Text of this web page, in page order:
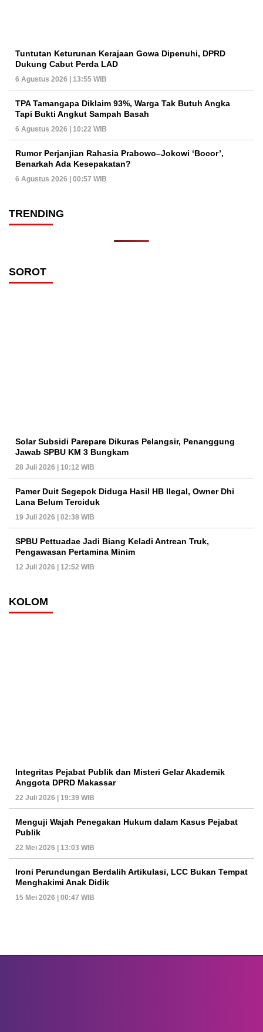
Tuntutan Keturunan Kerajaan Gowa Dipenuhi, DPRD
Dukung Cabut Perda LAD
6 Agustus 2026 | 13:55 WIB
TPA Tamangapa Diklaim 93%, Warga Tak Butuh Angka
Tapi Bukti Angkut Sampah Basah
6 Agustus 2026 | 10:22 WIB
Rumor Perjanjian Rahasia Prabowo–Jokowi ‘Bocor’,
Benarkah Ada Kesepakatan?
6 Agustus 2026 | 00:57 WIB
TRENDING
SOROT
Solar Subsidi Parepare Dikuras Pelangsir, Penanggung
Jawab SPBU KM 3 Bungkam
28 Juli 2026 | 10:12 WIB
Pamer Duit Segepok Diduga Hasil HB Ilegal, Owner Dhi
Lana Belum Terciduk
19 Juli 2026 | 02:38 WIB
SPBU Pettuadae Jadi Biang Keladi Antrean Truk,
Pengawasan Pertamina Minim
12 Juli 2026 | 12:52 WIB
KOLOM
Integritas Pejabat Publik dan Misteri Gelar Akademik
Anggota DPRD Makassar
22 Juli 2026 | 19:39 WIB
Menguji Wajah Penegakan Hukum dalam Kasus Pejabat
Publik
22 Mei 2026 | 13:03 WIB
Ironi Perundungan Berdalih Artikulasi, LCC Bukan Tempat
Menghakimi Anak Didik
15 Mei 2026 | 00:47 WIB